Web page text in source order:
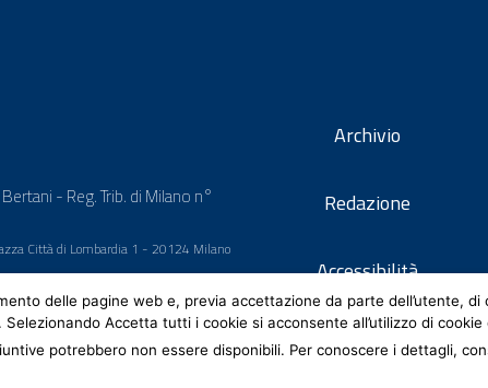
- Reg. Trib. di Milano n°
Città di Lombardia 1 - 20124 Milano
Archivio
Redazione
Accessibilità
delle pagine web e, previa accettazione da parte dell’utente, di
Accetta tutti i cookie si acconsente all’utilizzo di
potrebbero non essere disponibili. Per conoscere i dettagli,